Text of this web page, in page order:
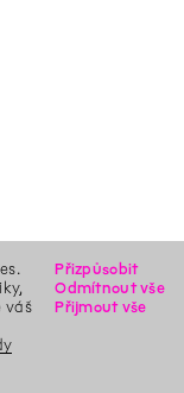
váš
Přizpůsobit
Odmítnout vše
Přijmout vše